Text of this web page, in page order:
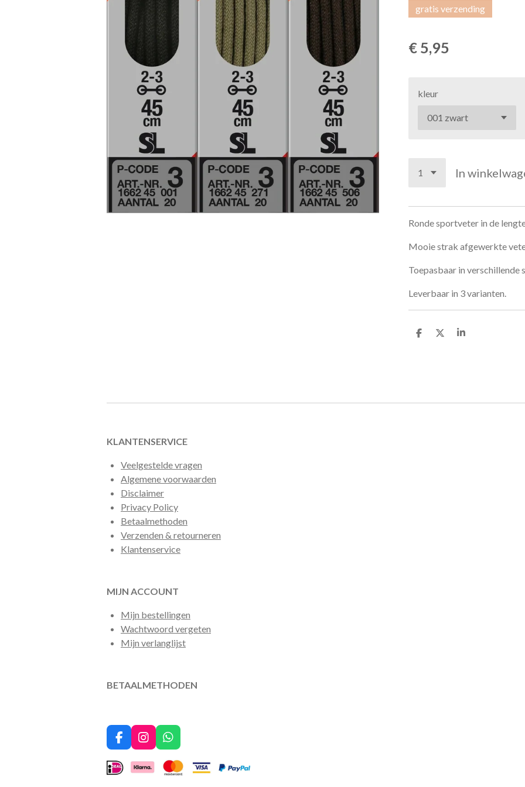
gratis verzending
€ 5,95
kleur
In
Ronde sportveter in de lengte
Mooie strak afgewerkte
Toepasbaar in verschillende
Leverbaar in 3 varianten.
D
D
S
KLANTENSERVICE
Veelgestelde vragen
Algemene voorwaarden
Disclaimer
Privacy Policy
Betaalmethoden
Verzenden & retourneren
Klantenservice
MIJN ACCOUNT
Mijn bestellingen
Wachtwoord vergeten
Mijn verlanglijst
BETAALMETHODEN
F
a
c
e
I
n
s
t
W
h
a
t